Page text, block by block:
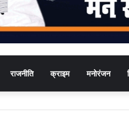
राजनीति क्राइम मनोरंजन